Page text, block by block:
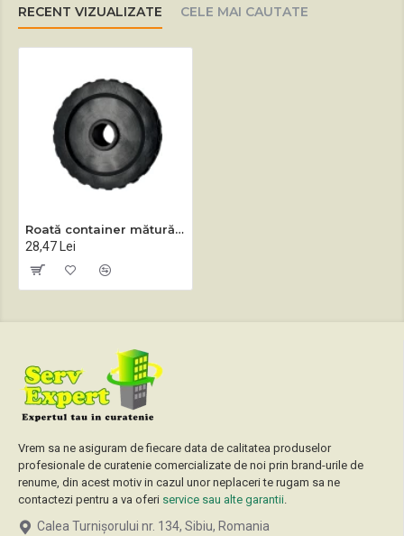
RECENT VIZUALIZATE CELE MAI CAUTATE
Roată container măturătoare Haaga
28,47 Lei
Vrem sa ne asiguram de fiecare data de calitatea produselor
profesionale de curatenie comercializate de noi prin brand-urile de
renume, din acest motiv in cazul unor neplaceri te rugam sa ne
contactezi pentru a va oferi service sau alte garantii.
Calea Turnișorului nr. 134, Sibiu, Romania